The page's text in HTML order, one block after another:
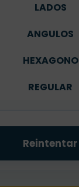
LADOS
ANGULOS
HEXAGONO
REGULAR
Reintentar